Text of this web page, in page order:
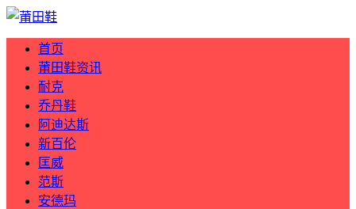
首页
莆田鞋资讯
耐克
乔丹鞋
阿迪达斯
新百伦
匡威
范斯
安德玛